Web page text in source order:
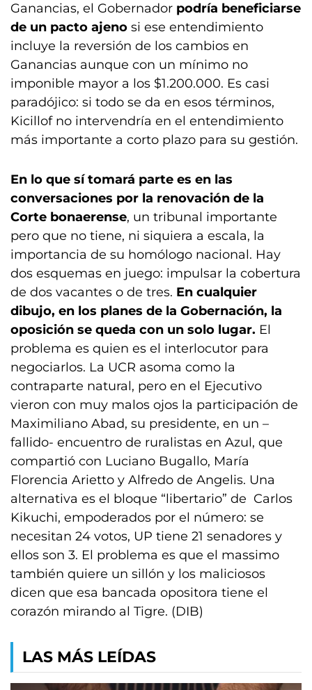
Ganancias, el Gobernador podría beneficiarse
de un pacto ajeno si ese entendimiento
incluye la reversión de los cambios en
Ganancias aunque con un mínimo no
imponible mayor a los $1.200.000. Es casi
paradójico: si todo se da en esos términos,
Kicillof no intervendría en el entendimiento
más importante a corto plazo para su gestión.
En lo que sí tomará parte es en las
conversaciones por la renovación de la
Corte bonaerense, un tribunal importante
pero que no tiene, ni siquiera a escala, la
importancia de su homólogo nacional. Hay
dos esquemas en juego: impulsar la cobertura
de dos vacantes o de tres. En cualquier
dibujo, en los planes de la Gobernación, la
oposición se queda con un solo lugar. El
problema es quien es el interlocutor para
negociarlos. La UCR asoma como la
contraparte natural, pero en el Ejecutivo
vieron con muy malos ojos la participación de
Maximiliano Abad, su presidente, en un –
fallido- encuentro de ruralistas en Azul, que
compartió con Luciano Bugallo, María
Florencia Arietto y Alfredo de Angelis. Una
alternativa es el bloque “libertario” de Carlos
Kikuchi, empoderados por el número: se
necesitan 24 votos, UP tiene 21 senadores y
ellos son 3. El problema es que el massimo
también quiere un sillón y los maliciosos
dicen que esa bancada opositora tiene el
corazón mirando al Tigre. (DIB)
LAS MÁS LEÍDAS